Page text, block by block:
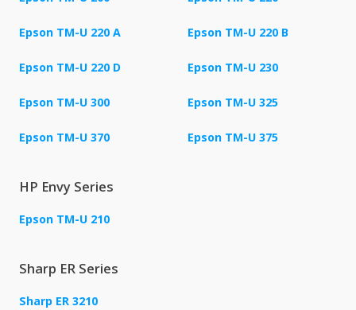
Epson TM-U 220 A Epson TM-U 220 B
Epson TM-U 220 D Epson TM-U 230
Epson TM-U 300 Epson TM-U 325
Epson TM-U 370 Epson TM-U 375
HP Envy Series
Epson TM-U 210
Sharp ER Series
Sharp ER 3210